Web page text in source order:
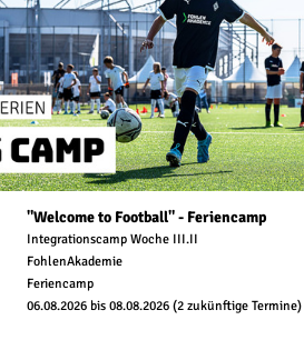
"Welcome to Football" - Feriencamp
Integrationscamp Woche III.II
FohlenAkademie
Feriencamp
06.08.2026 bis 08.08.2026 (2 zukünftige Termine)